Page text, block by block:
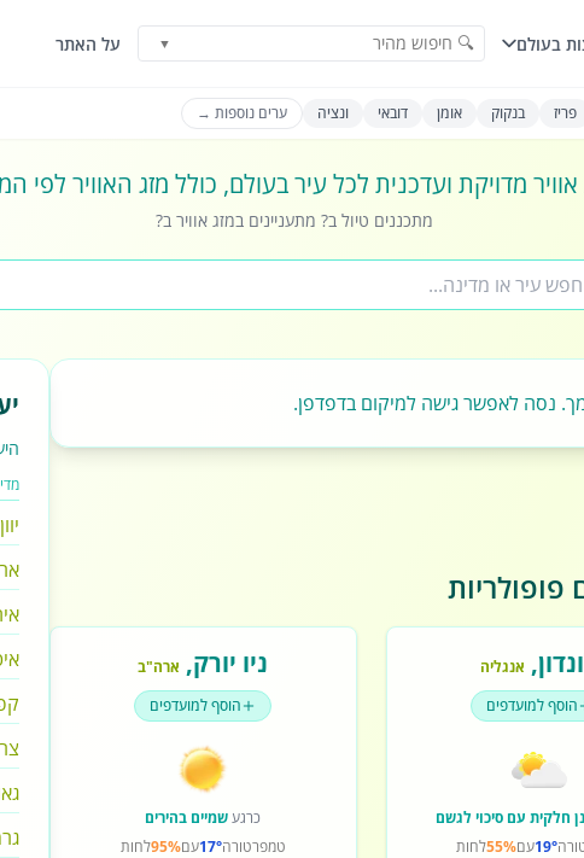
בעולם 🔍 חיפוש מהיר ▼ על האתר
פריז בנקוק אומן דובאי ונציה ערים נוספות →
מדויקת ועדכנית לכל עיר בעולם, כולל מזג האוויר לפי
מתכננים טיול ב? מתעניינים במזג אוויר ב?
נסה לאפשר גישה למיקום בדפדפן.
פופולריות
, אנגליה
הוסף למועדפים
חלקית עם סיכוי לגשם
19°עם55%לחות
ניו יורק, ארה"ב
הוסף למועדפים
כרגעשמיים בהירים
טמפרטורה17°עם95%לחות
יוון